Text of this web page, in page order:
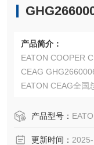
产品简介：
EATON COOPER
CEAG
EATON CEAG全国
产品型号：
更新时间：